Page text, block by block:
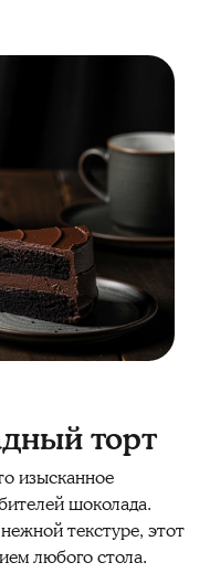
торт
изысканное
шоколада.
текстуре, этот
любого стола.